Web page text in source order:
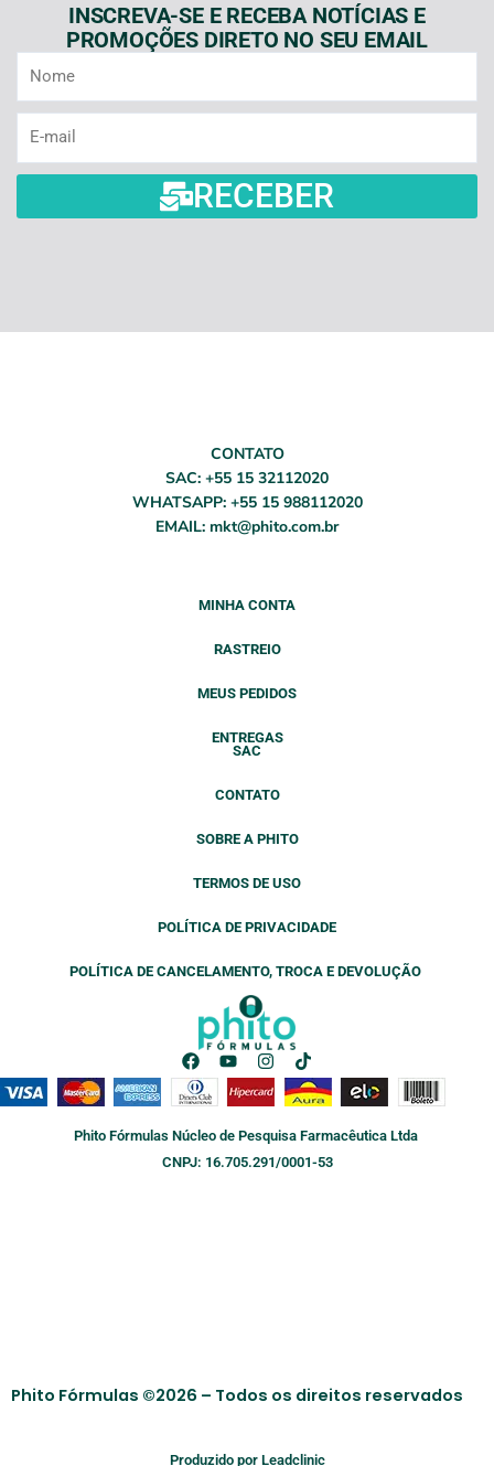
INSCREVA-SE E RECEBA NOTÍCIAS E
PROMOÇÕES DIRETO NO SEU EMAIL
RECEBER
CONTATO
SAC: +55 15 32112020
WHATSAPP: +55 15 988112020
EMAIL: mkt@phito.com.br
MINHA CONTA
RASTREIO
MEUS PEDIDOS
ENTREGAS
SAC
CONTATO
SOBRE A PHITO
TERMOS DE USO
POLÍTICA DE PRIVACIDADE
POLÍTICA DE CANCELAMENTO, TROCA E DEVOLUÇÃO
F
a
c
e
b
o
o
Y
o
u
t
u
b
e
I
n
s
t
a
g
r
T
i
k
t
o
k
Phito Fórmulas Núcleo de Pesquisa Farmacêutica Ltda
CNPJ: 16.705.291/0001-53
Phito Fórmulas ©2026 – Todos os direitos reservados
Produzido por Leadclinic